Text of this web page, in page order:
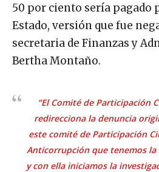
50 por ciento sería pagado
Estado, versión que fue
secretaria de Finanzas y
Bertha Montaño.
“El Comité de Participación
redirecciona la denuncia
este comité de Participación
Anticorrupción que tenemos la
y con ella iniciamos la